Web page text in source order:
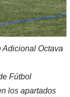
Octava
Fútbol
los apartados